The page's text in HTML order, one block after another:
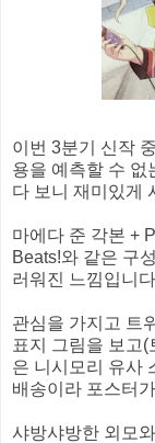
이번 3분기 신작
용을 예측할 수 없
다 보니 재미있게
마에다 준 각본 +
Beats!와 같은 구
러워진 느낌입니
관심을 가지고 트
표지 그림을 보고
은 니시모리 유사
배송이라 포스터
샤방샤방한 외모